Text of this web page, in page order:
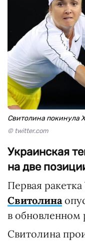
Свитолина покинула
© twitter.com
Украинская
на две
Первая
Свитолина
в обновленном
Свитолина